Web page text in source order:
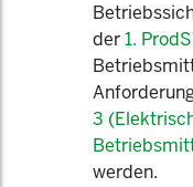
der1.
3
werden.